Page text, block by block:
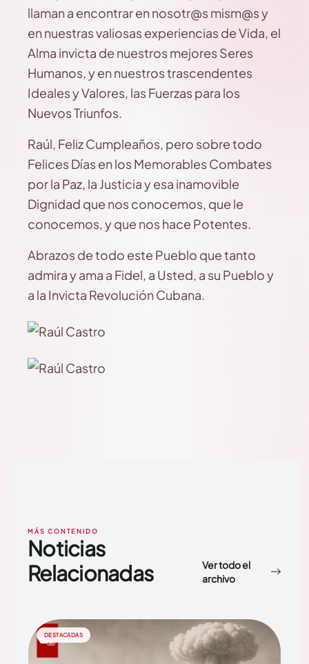
llaman a encontrar en nosotr@s mism@s y
en nuestras valiosas experiencias de Vida, el
Alma invicta de nuestros mejores Seres
Humanos, y en nuestros trascendentes
Ideales y Valores, las Fuerzas para los
Nuevos Triunfos.
Raúl, Feliz Cumpleaños, pero sobre todo
Felices Días en los Memorables Combates
por la Paz, la Justicia y esa inamovible
Dignidad que nos conocemos, que le
conocemos, y que nos hace Potentes.
Abrazos de todo este Pueblo que tanto
admira y ama a Fidel, a Usted, a su Pueblo y
a la Invicta Revolución Cubana.
MÁS CONTENIDO
Noticias
Relacionadas
Ver todo el
archivo
DESTACADAS